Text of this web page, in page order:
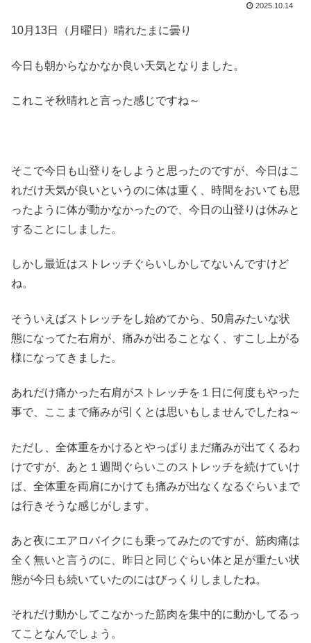
2025.10.14
10月13日（月曜日）晴れたまに曇り
今日も朝からなかなか良い天気となりました。
これこそ秋晴れと言った感じですね～
そこで今日も山登りをしようと思ったのですが、今日はこ
れだけ天気が良いというのに体は重く、時間をおいても思
ったように体が動かなかったので、今日の山登りは休みと
することにしました。
しかし最近はストレッチぐらいしかしてないんですけど
ね。
そういえばストレッチをし始めてから、50肩みたいな状
態になってた右肩が、痛みが出ることなく、すこし上がる
様になってきました。
あれだけ痛かった右肩がストレッチを１日に何度もやった
事で、ここまで痛みが引くとは思いもしませんでしたね～
ただし、全体重をかけるとやっぱりまだ痛みが出てくるわ
けですが、あと１週間ぐらいこのストレッチを続けていけ
ば、全体重を両肩にかけても痛みが出なくなるぐらいまで
は行きそうな感じがします。
あと夜にエアロバイクにも乗ってみたのですが、筋肉痛は
全く無いと言うのに、昨日と同じぐらい体と足が重たい状
態が今日も続いていたのにはびっくりしましたね。
それだけ動かしてこなかった筋肉を集中的に動かしてるっ
てことなんでしょう。